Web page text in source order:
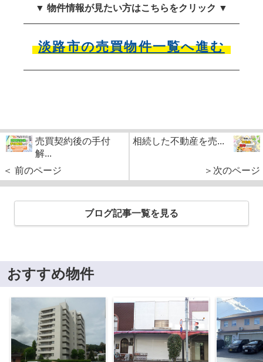
▼ 物件情報が見たい方はこちらをクリック ▼
淡路市の売買物件一覧へ進む
売買契約後の手付
解...
＜ 前のページ
相続した不動産を売...
＞次のページ
ブログ記事一覧を見る
おすすめ物件